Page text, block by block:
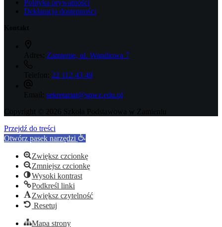
Polityka prywatności
Deklaracja dostępności
Kontakt
Adres: Zamienie, ul. Waniliowa 7
Telefon: 22 112 43 49
Email: sekretariat@spwz.edu.pl
Copyright © 2026 Szkoła Podstawowa w Zamieniu
Przejdź do treści
Otwórz pasek narzędzi
Zwiększ czcionkę
Zmniejsz czcionkę
Wysoki kontrast
Podkreśl linki
Zwiększ czytelność
Resetuj
Mapa strony